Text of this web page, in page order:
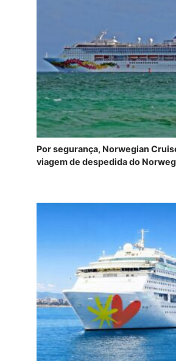
Por segurança, Norwegian
viagem de despedida do